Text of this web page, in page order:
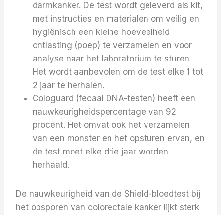
darmkanker. De test wordt geleverd als kit,
met instructies en materialen om veilig en
hygiënisch een kleine hoeveelheid
ontlasting (poep) te verzamelen en voor
analyse naar het laboratorium te sturen.
Het wordt aanbevolen om de test elke 1 tot
2 jaar te herhalen.
Cologuard (fecaal DNA-testen) heeft een
nauwkeurigheidspercentage van 92
procent. Het omvat ook het verzamelen
van een monster en het opsturen ervan, en
de test moet elke drie jaar worden
herhaald.
De nauwkeurigheid van de Shield-bloedtest bij
het opsporen van colorectale kanker lijkt sterk